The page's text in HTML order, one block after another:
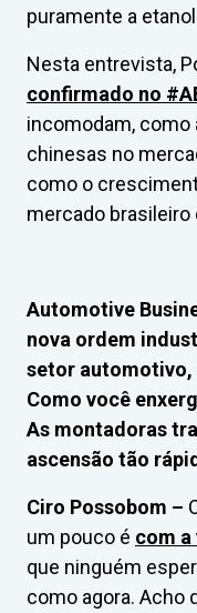
puramente a
Nesta entrevista,
confirmado no
incomodam, como
chinesas no
como o
mercado brasileiro
Automotive
nova ordem
setor automotivo,
Como você
As montadoras
ascensão tão
Ciro Possobom –
um pouco é com a
que ninguém
como agora. Acho